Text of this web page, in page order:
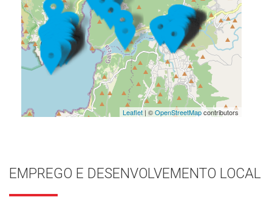
Leaflet| ©OpenStreetMapcontributors
EMPREGO E DESENVOLVEMENTO LOCAL